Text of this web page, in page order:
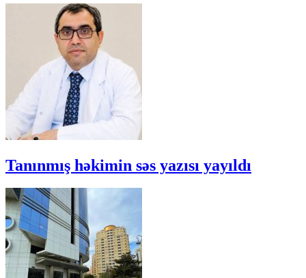
Tanınmış həkimin səs yazısı yayıldı